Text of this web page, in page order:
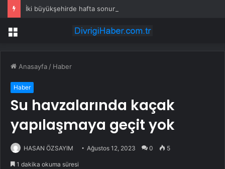
Menü
Anasayfa / Haber
Haber
Su havzalarında kaçak
yapılaşmaya geçit yok
HASAN ÖZSAYIM Ağustos 12, 2023 0 5
1 dakika okuma süresi